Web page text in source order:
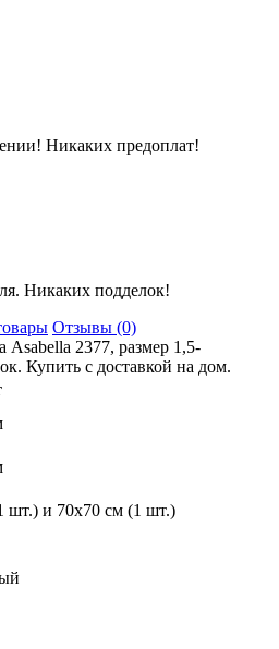
Никаких предоплат!
Никаких подделок!
Отзывы (0)
Asabella 2377, размер 1,5-
Купить с доставкой на дом.
шт.) и 70х70 см (1 шт.)